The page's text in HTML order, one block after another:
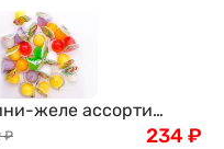
желе ассорти
вкусов New
₽ 234₽